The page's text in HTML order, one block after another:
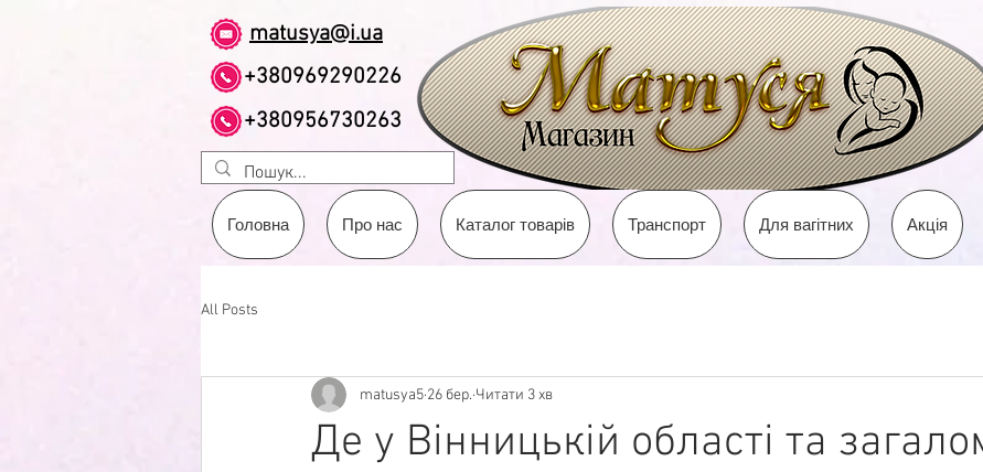
matusya@i.ua
+380969290226
+380956730263
Головна Про нас Каталог товарів Транспорт Для вагітних Акція
All Posts
Де у Вінницькій області та
matusya5 26 бер. Читати 3 хв